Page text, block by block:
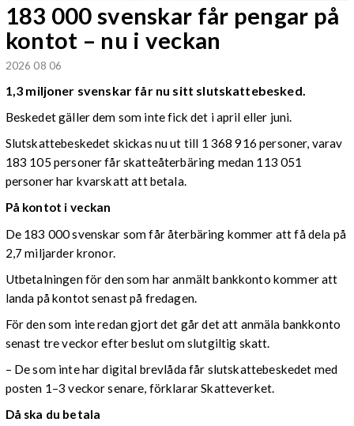
183 000 svenskar får pengar på
kontot – nu i veckan
2026 08 06
1,3 miljoner svenskar får nu sitt slutskattebesked.
Beskedet gäller dem som inte fick det i april eller juni.
Slutskattebeskedet skickas nu ut till 1 368 916 personer, varav
183 105 personer får skatteåterbäring medan 113 051
personer har kvarskatt att betala.
På kontot i veckan
De 183 000 svenskar som får återbäring kommer att få dela på
2,7 miljarder kronor.
Utbetalningen för den som har anmält bankkonto kommer att
landa på kontot senast på fredagen.
För den som inte redan gjort det går det att anmäla bankkonto
senast tre veckor efter beslut om slutgiltig skatt.
– De som inte har digital brevlåda får slutskattebeskedet med
posten 1–3 veckor senare, förklarar Skatteverket.
Då ska du betala